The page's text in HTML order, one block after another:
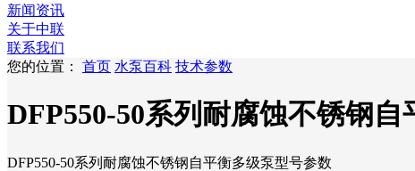
新闻资讯
关于中联
联系我们
您的位置： 首页 水泵百科 技术参数
DFP550-50系列耐腐蚀不锈钢
DFP550-50系列耐腐蚀不锈钢自平衡多级泵型号参数